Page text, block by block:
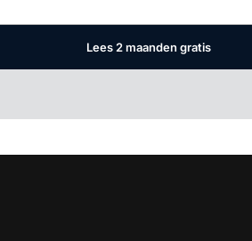
Lees 2 maanden gratis